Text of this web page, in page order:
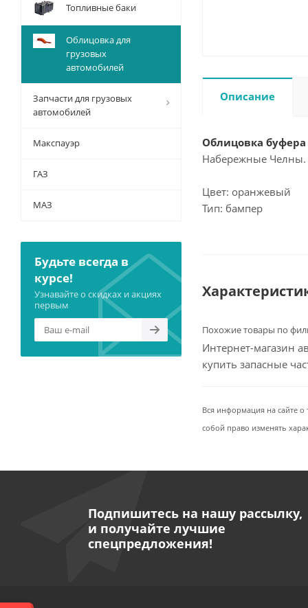
Описание
Облицовка
Набережные Челны.
Цвет: оранжевый
Тип: бампер
Похожие товары по
Интернет-магазин
купить запасные
Вся информация на сайте о
собой право изменять
Топливные баки
Облицовка для
грузовых
автомобилей
Запчасти для грузовых
автомобилей
Макспауэр
ГАЗ
МАЗ
Будьте всегда в
курсе!
Узнавайте о скидках и акциях
первым
Подпишитесь на нашу рассылку,
и получайте лучшие
спецпредложения!